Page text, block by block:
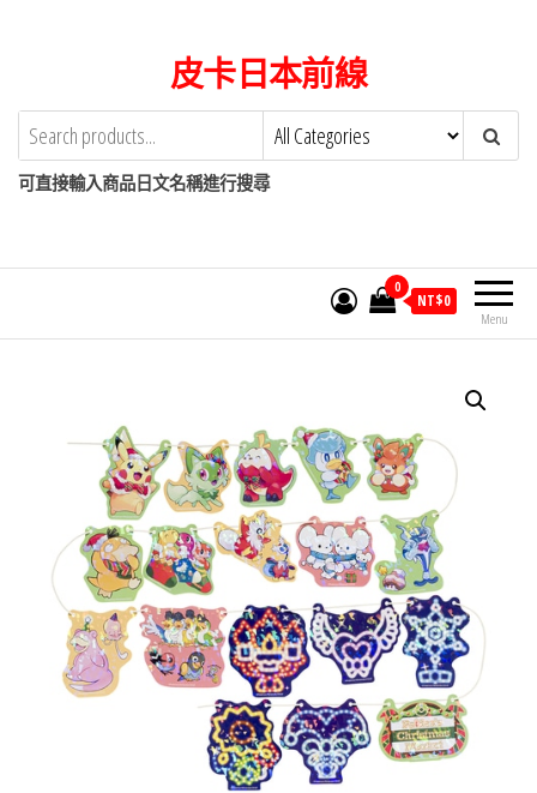
content
皮卡日本前線
可直接輸入商品日文名稱進行搜尋
Menu
0
NT$0